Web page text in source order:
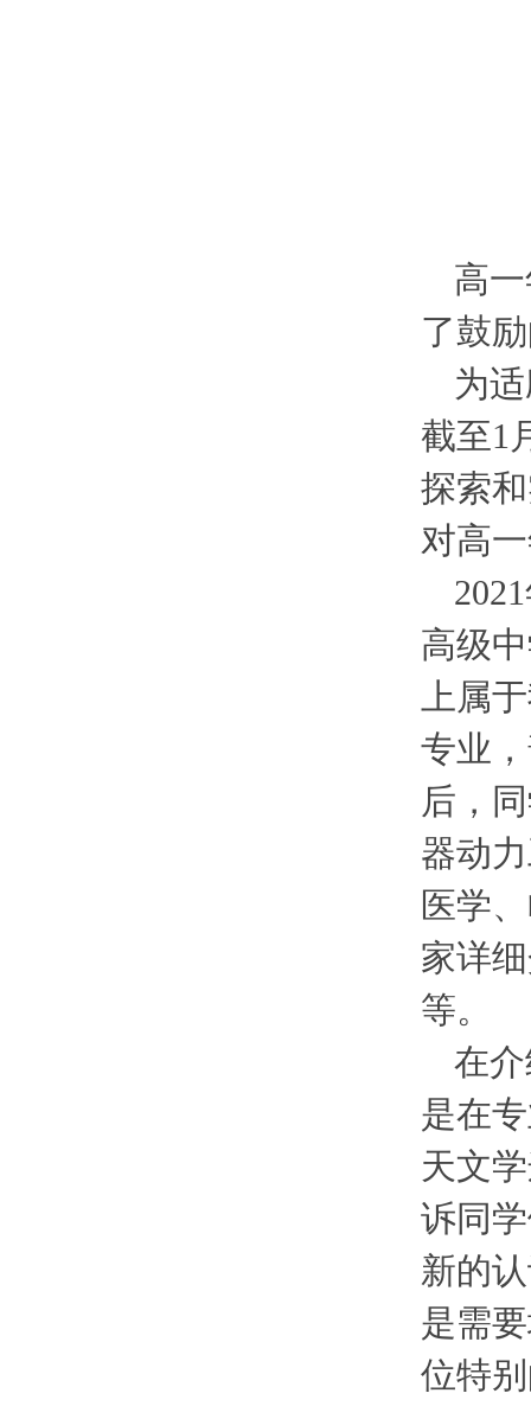
高
了鼓
为
截至1
探索
对高
高级
上属
专业
后，
器动
医学
家详
等。
在
是在
天文
诉同
新的
是需
位特